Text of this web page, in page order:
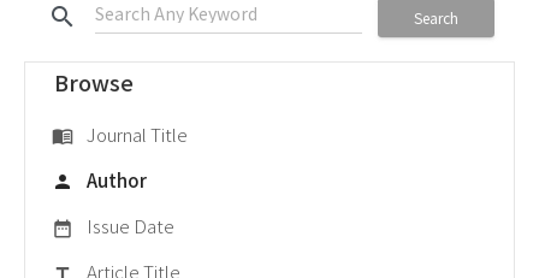
search Search
Browse
menu_book Journal Title
person Author
date_range Issue Date
Article Title